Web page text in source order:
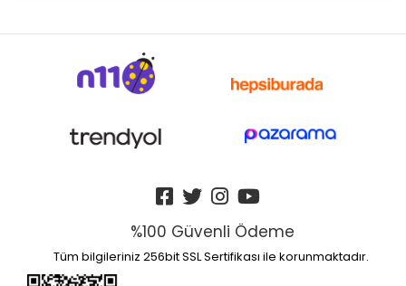
%100 Güvenli Ödeme
Tüm bilgileriniz 256bit SSL Sertifikası ile korunmaktadır.